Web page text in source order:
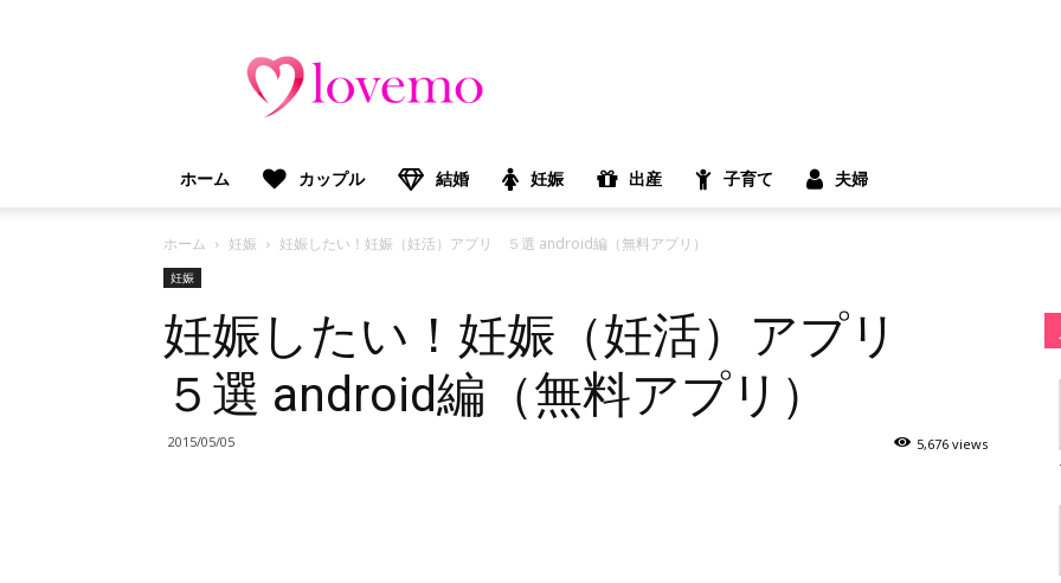
モ）：
プ
マ
け
情
報
メ
デ
ィ
ホーム カップル 結婚 妊娠 出産 子育て 夫婦
ホーム 妊娠 妊娠したい！妊娠（妊活）アプリ ５選 android編（無料アプリ）
妊娠
妊娠したい！妊娠（妊活）アプリ
５選 android編（無料アプリ）
2015/05/05 5,676 views